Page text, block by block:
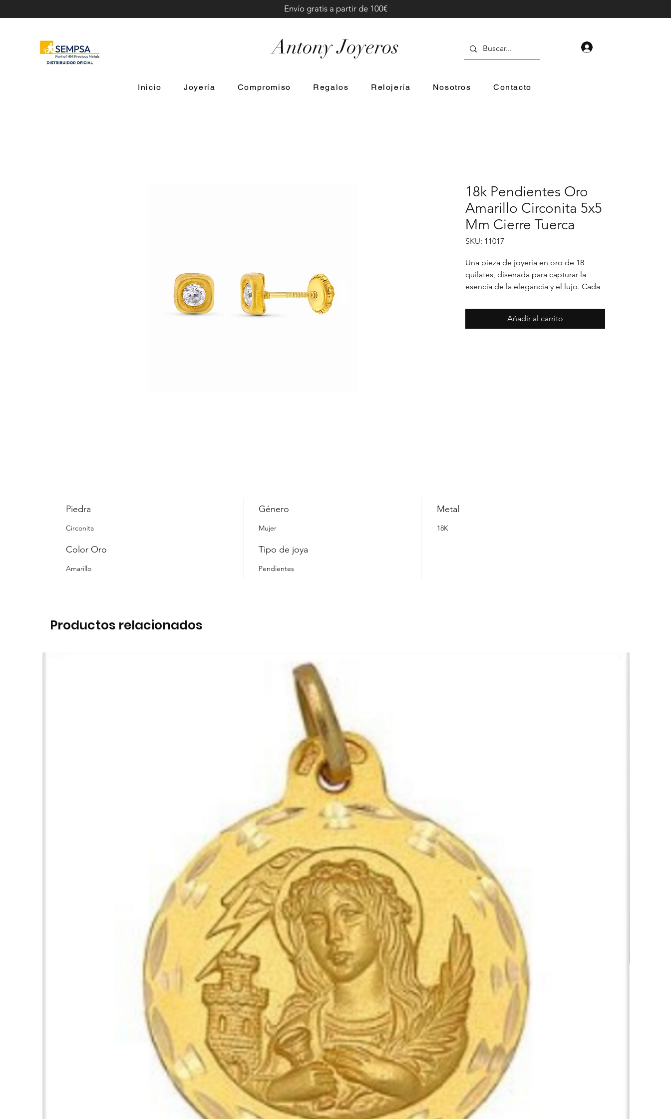
Antony Joyeros
Envío gratis a partir de 100€
Inicio Joyería Compromiso Regalos Relojería Nosotros Contacto
18k Pendientes Oro
Amarillo Circonita 5x5
Mm Cierre Tuerca
SKU: 11017
Una pieza de joyeria en oro de 18
quilates, disenada para capturar la
esencia de la elegancia y el lujo. Cada
unico, pensado para realzar cualquier
ocasion con distincion.
Añadir al carrito
Piedra
Circonita
Género
Mujer
Metal
18K
Color Oro
Amarillo
Tipo de joya
Pendientes
Productos relacionados